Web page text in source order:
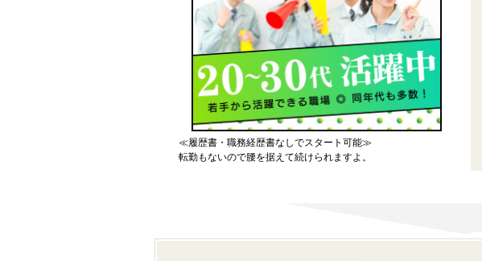
≪履歴書・職務経歴書なしでスタート可能≫
転勤もないので腰を据えて続けられますよ。